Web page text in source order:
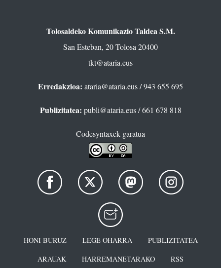
Tolosaldeko Komunikazio Taldea S.M.
San Esteban, 20 Tolosa 20400
tkt@ataria.eus
Erredakzioa: ataria@ataria.eus/ 943 655 695
Publizitatea: publi@ataria.eus/ 661 678 818
Codesyntaxek garatua
HONI BURUZ LEGE OHARRA
PUBLIZITATEA
ARAUAK
HARREMANETARAKO RSS